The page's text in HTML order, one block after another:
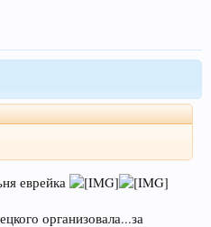
еврейка
организовала...за